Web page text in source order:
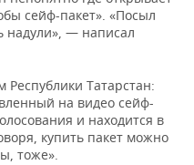
сейф-пакет». «Посыл
— написал
Татарстан:
на видео сейф-
и находится в
купить пакет можно
тоже».